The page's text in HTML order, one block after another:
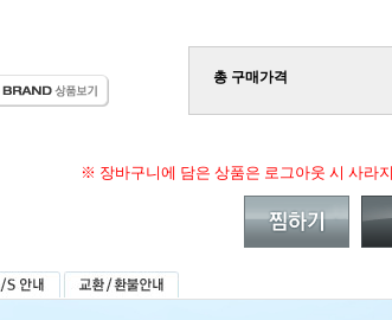
총 구매가격
※ 장바구니에 담은 상품은 로그아웃 시 사라